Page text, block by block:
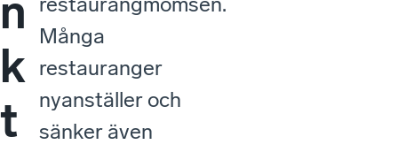
n
k
t
Många
restauranger
nyanställer och
sänker även